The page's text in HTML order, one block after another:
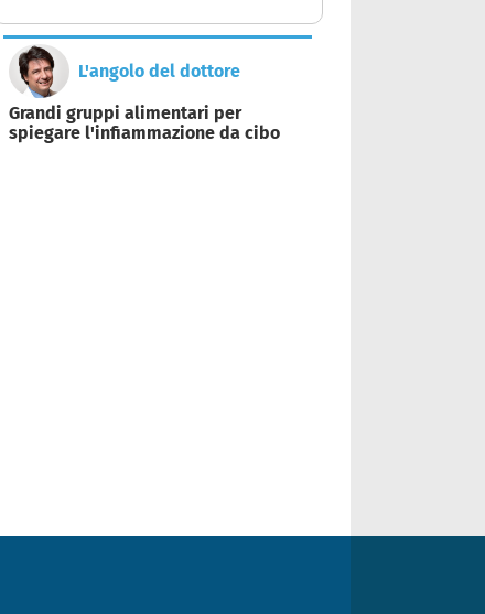
L'angolo del dottore
Grandi gruppi alimentari per
spiegare l'infiammazione da cibo